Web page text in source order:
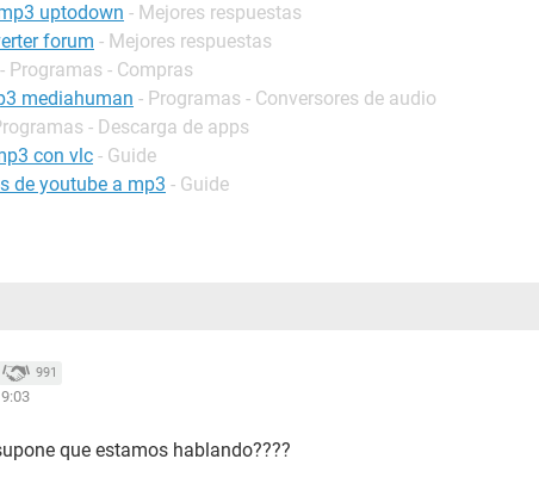
uptodown - Mejores respuestas
forum - Mejores respuestas
- Programas - Compras
mediahuman - Programas - Conversores de audio
- Descarga de apps
con vlc - Guide
de youtube a mp3 - Guide
991
que estamos hablando????